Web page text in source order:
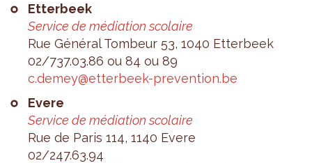
Etter­beek
Ser­vice de média­tion sco­laire
Rue Géné­ral Tom­beur 53, 1040 Etter­beek
02/737.03.86 ou 84 ou 89
c.​demey@​etterbeek-​prevention.​be
Evere
Ser­vice de média­tion sco­laire
Rue de Paris 114, 1140 Evere
02/247.63.94